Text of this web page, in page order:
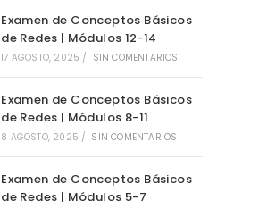
Examen de Conceptos Básicos
de Redes | Módulos 12-14
17 AGOSTO, 2025 / SIN COMENTARIOS
Examen de Conceptos Básicos
de Redes | Módulos 8-11
8 AGOSTO, 2025 / SIN COMENTARIOS
Examen de Conceptos Básicos
de Redes | Módulos 5-7